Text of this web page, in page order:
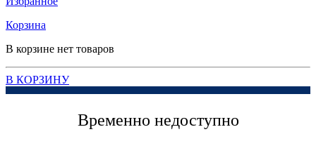
Корзина
В корзине нет товаров
В КОРЗИНУ
Временно недоступно